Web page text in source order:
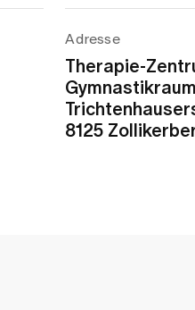
Adresse
Therapie-
Gymnastikraum
8125